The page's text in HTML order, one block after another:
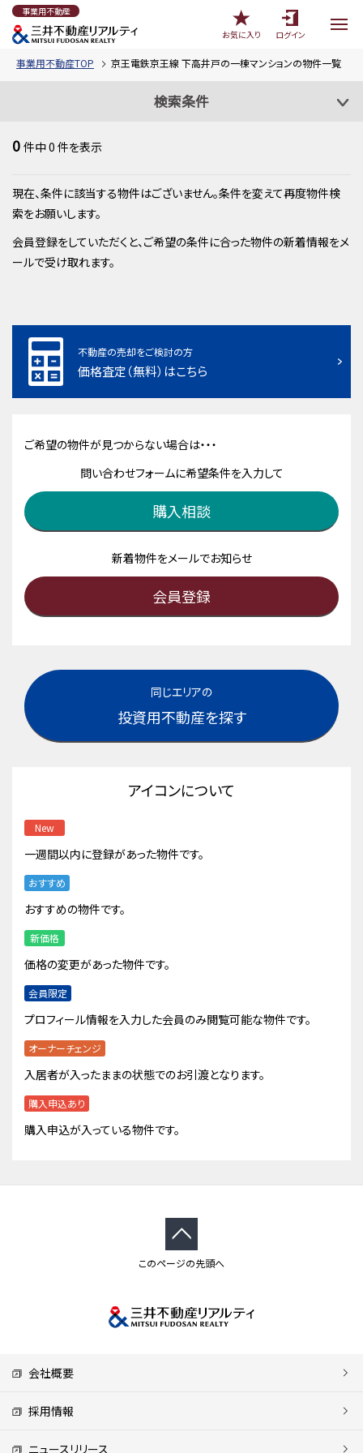
事業用不動産
お気に入り
ログイン
事業用不動産TOP 京王電鉄京王線 下高井戸の一棟マンションの物件一覧
検索条件
0 件中0 件を表示
現在、条件に該当する物件はございません。条件を変えて再度物件検
索をお願いします。
会員登録をしていただくと、ご希望の条件に合った物件の新着情報をメ
ールで受け取れます。
不動産の売却をご検討の方
価格査定（無料）はこちら
ご希望の物件が見つからない場合は・・・
問い合わせフォームに希望条件を入力して
購入相談
新着物件をメールでお知らせ
会員登録
同じエリアの
投資用不動産を探す
アイコンについて
New
一週間以内に登録があった物件です。
おすすめ
おすすめの物件です。
新価格
価格の変更があった物件です。
会員限定
プロフィール情報を入力した会員のみ閲覧可能な物件です。
オーナーチェンジ
入居者が入ったままの状態でのお引渡となります。
購入申込あり
購入申込が入っている物件です。
このページの先頭へ
会社概要
採用情報
ニュースリリース